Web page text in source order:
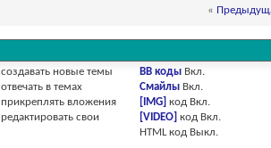
«
создавать новые темы
отвечать в темах
прикреплять вложения
редактировать свои
BB коды Вкл.
Смайлы Вкл.
[IMG] код Вкл.
[VIDEO] код Вкл.
HTML код Выкл.